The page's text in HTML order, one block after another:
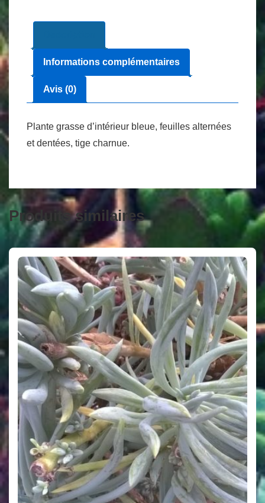
Informations complémentaires
Avis (0)
Plante grasse d’intérieur bleue, feuilles alternées
et dentées, tige charnue.
Produits similaires